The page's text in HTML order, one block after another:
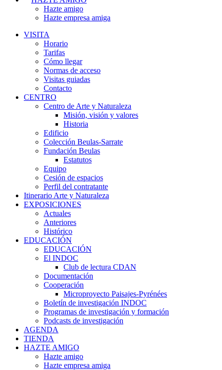
Hazte amigo
Hazte empresa amiga
VISITA
Horario
Tarifas
Cómo llegar
Normas de acceso
Visitas guiadas
Contacto
CENTRO
Centro de Arte y Naturaleza
Misión, visión y valores
Historia
Edificio
Colección Beulas-Sarrate
Fundación Beulas
Estatutos
Equipo
Cesión de espacios
Perfil del contratante
Itinerario Arte y Naturaleza
EXPOSICIONES
Actuales
Anteriores
Histórico
EDUCACIÓN
EDUCACIÓN
El INDOC
Club de lectura CDAN
Documentación
Cooperación
Microproyecto Paisajes-Pyrénées
Boletín de investigación INDOC
Programas de investigación y formación
Podcasts de investigación
AGENDA
TIENDA
HAZTE AMIGO
Hazte amigo
Hazte empresa amiga